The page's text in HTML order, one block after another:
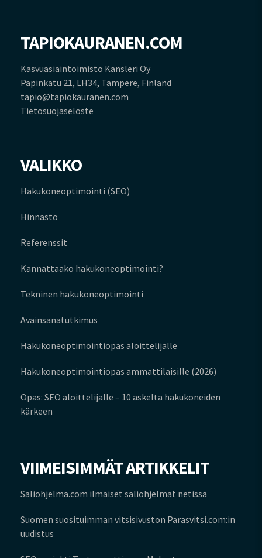
TAPIOKAURANEN.COM
Kasvuasiaintoimisto Kansleri Oy
Papinkatu 21, LH34, Tampere, Finland
tapio@tapiokauranen.com
Tietosuojaseloste
VALIKKO
Hakukoneoptimointi (SEO)
Hinnasto
Referenssit
Kannattaako hakukoneoptimointi?
Tekninen hakukoneoptimointi
Avainsanatutkimus
Hakukone­optimointi­opas aloittelijalle
Hakukoneopti­mointi­opas ammattilaisille (2026)
Opas: SEO aloittelijalle – 10 askelta hakukoneiden
kärkeen
VIIMEISIMMÄT ARTIKKELIT
Saliohjelma.com ilmaiset saliohjelmat netissä
Suomen suosituimman vitsisivuston Parasvitsi.com:in
uudistus